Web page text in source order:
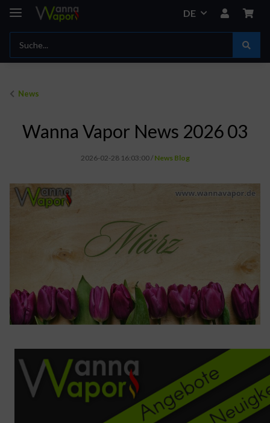
DE
News
Wanna Vapor News 2026 03
2026-02-28 16:03:00 / News Blog